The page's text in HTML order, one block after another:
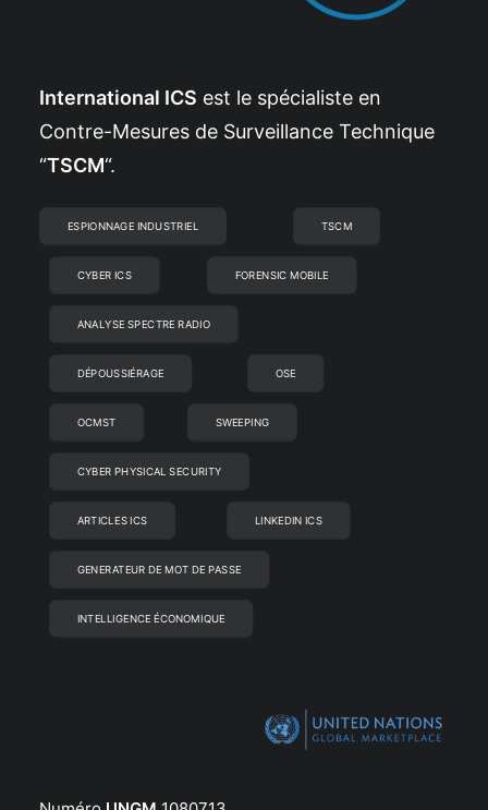
International ICS est le spécialiste en
Contre-Mesures de Surveillance Technique
“TSCM“.
ESPIONNAGE INDUSTRIEL TSCM
CYBER ICS FORENSIC MOBILE
ANALYSE SPECTRE RADIO
DÉPOUSSIÉRAGE OSE
OCMST SWEEPING
CYBER PHYSICAL SECURITY
ARTICLES ICS LINKEDIN ICS
GENERATEUR DE MOT DE PASSE
INTELLIGENCE ÉCONOMIQUE